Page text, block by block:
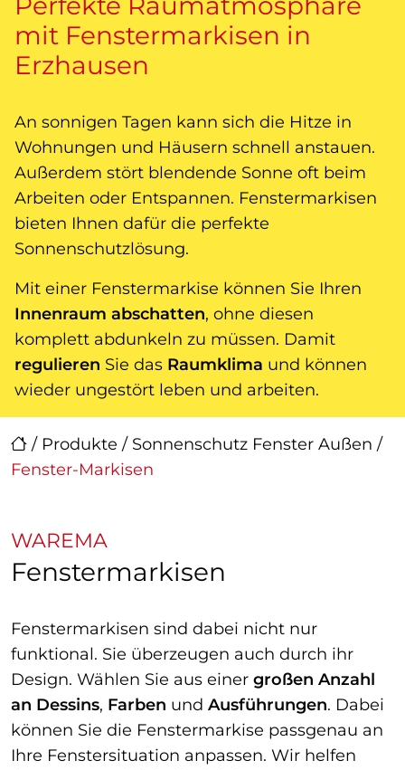
/ Produkte / Sonnenschutz Fenster Außen /
Fenster-Markisen
mit Fenstermarkisen in
Erzhausen
An sonnigen Tagen kann sich die Hitze in
Wohnungen und Häusern schnell anstauen.
Außerdem stört blendende Sonne oft beim
Arbeiten oder Entspannen. Fenstermarkisen
bieten Ihnen dafür die perfekte
Sonnenschutzlösung.
Mit einer Fenstermarkise können Sie Ihren
Innenraum abschatten, ohne diesen
komplett abdunkeln zu müssen. Damit
regulieren Sie das Raumklima und können
wieder ungestört leben und arbeiten.
WAREMA
Fenstermarkisen
Fenstermarkisen sind dabei nicht nur
funktional. Sie überzeugen auch durch ihr
Design. Wählen Sie aus einer großen Anzahl
an Dessins, Farben und Ausführungen. Dabei
können Sie die Fenstermarkise passgenau an
Ihre Fenstersituation anpassen. Wir helfen